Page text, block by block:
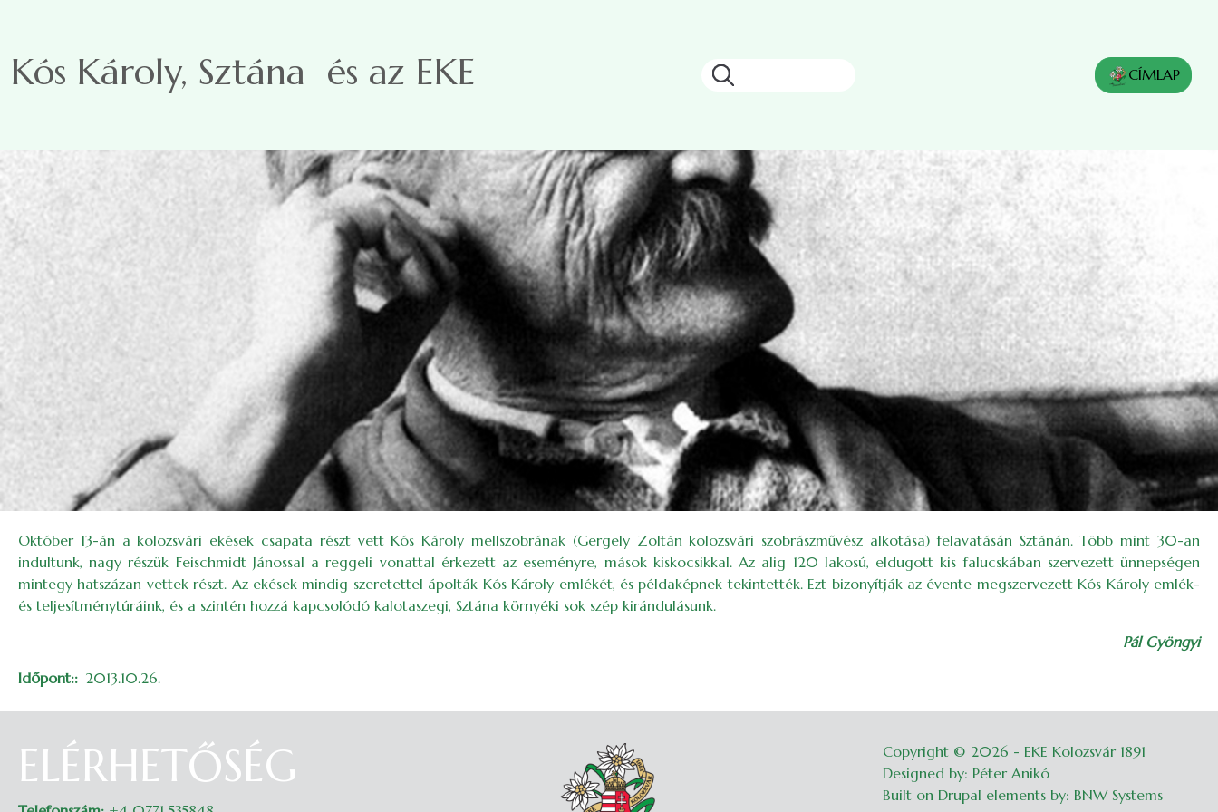
Kós Károly, Sztána és az EKE CÍMLAP
Október 13-án a kolozsvári ekések csapata részt vett Kós Ká­roly mellszobrának (Gergely Zoltán kolozsvári szobrászművész alkotása) felavatásán Sztánán. Több mint 30-an
indultunk, nagy részük Feischmidt Jánossal a reggeli vonattal érkezett az eseményre, mások kiskocsikkal. Az alig 120 lakosú, eldugott kis falucskában szervezett ünnepségen
mintegy hatszázan vettek részt. Az ekések mindig szeretettel ápolták Kós Károly emlékét, és példaképnek tekintették. Ezt bizonyítják az évente megszervezett Kós Károly emlék-
és teljesítménytúráink, és a szintén hozzá kapcsolódó kalotaszegi, Sztána környéki sok szép kirándulásunk.
Pál Gyöngyi
Időpont:
2013.10.26.
ELÉRHETŐSÉG
Copyright © 2026 - EKE Kolozsvár 1891
Designed by: Péter Anikó
Built on Drupal elements by: BNW Systems